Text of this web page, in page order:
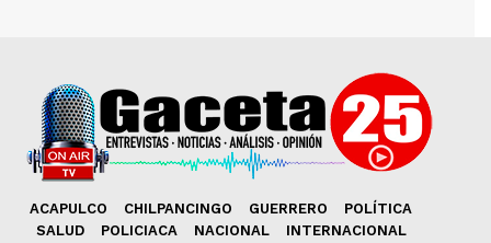
ACAPULCO CHILPANCINGO GUERRERO
POLÍTICA
SALUD
POLICIACA NACIONAL
INTERNACIONAL